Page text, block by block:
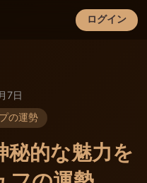
ログイン
×
7日
の運勢
的な魅力を